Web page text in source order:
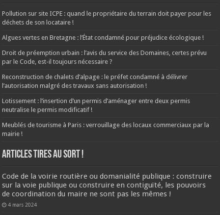
Pollution sur site ICPE : quand le propriétaire du terrain doit payer pour les
déchets de son locataire !
Algues vertes en Bretagne : l’État condamné pour préjudice écologique !
Droit de préemption urbain : l’avis du service des Domaines, certes prévu
par le Code, est-il toujours nécessaire ?
Reconstruction de chalets d’alpage : le préfet condamné à délivrer
l’autorisation malgré des travaux sans autorisation !
Lotissement : l’insertion d’un permis d’aménager entre deux permis
neutralise le permis modificatif !
Meublés de tourisme à Paris : verrouillage des locaux commerciaux par la
mairie !
ARTICLES TIRES AU SORT !
Code de la voirie routière ou domanialité publique : construire
sur la voie publique ou construire en contiguïté, les pouvoirs
de coordination du maire ne sont pas les mêmes !
4 mars 2024